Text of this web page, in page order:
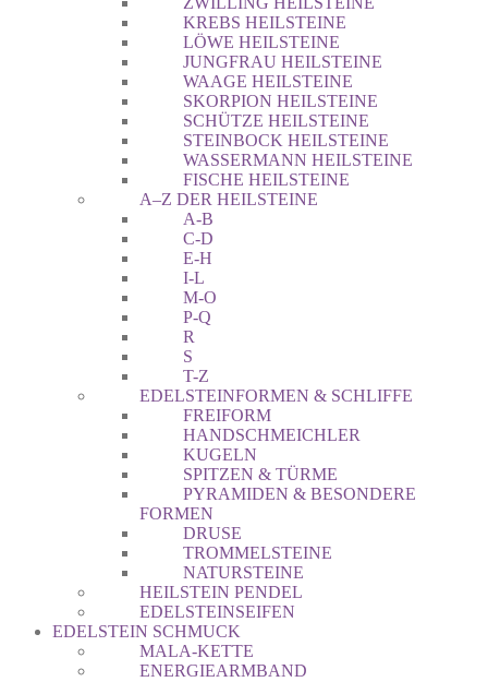
KREBS HEILSTEINE
LÖWE HEILSTEINE
JUNGFRAU HEILSTEINE
WAAGE HEILSTEINE
SKORPION HEILSTEINE
SCHÜTZE HEILSTEINE
STEINBOCK HEILSTEINE
WASSERMANN HEILSTEINE
FISCHE HEILSTEINE
A–Z DER HEILSTEINE
A-B
C-D
E-H
I-L
M-O
P-Q
R
S
T-Z
EDELSTEINFORMEN & SCHLIFFE
FREIFORM
HANDSCHMEICHLER
KUGELN
SPITZEN & TÜRME
PYRAMIDEN & BESONDERE
FORMEN
DRUSE
TROMMELSTEINE
NATURSTEINE
HEILSTEIN PENDEL
EDELSTEINSEIFEN
EDELSTEIN SCHMUCK
MALA-KETTE
ENERGIEARMBAND